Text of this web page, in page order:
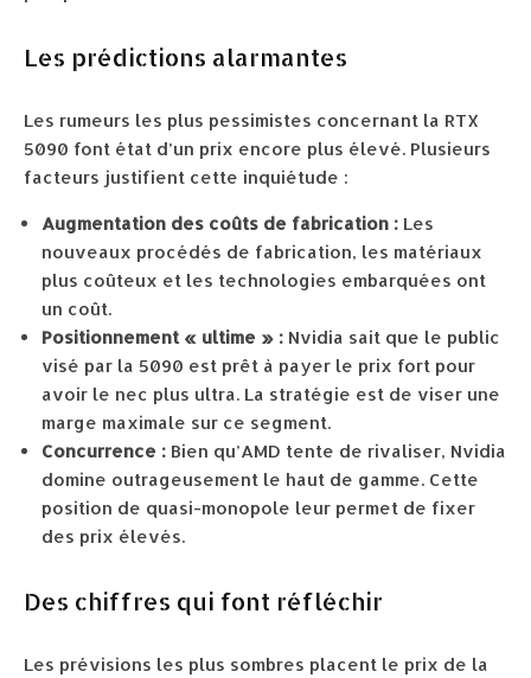
Les prédictions alarmantes
Les rumeurs les plus pessimistes concernant la RTX
5090 font état d’un prix encore plus élevé. Plusieurs
facteurs justifient cette inquiétude :
Augmentation des coûts de fabrication : Les
nouveaux procédés de fabrication, les matériaux
plus coûteux et les technologies embarquées ont
un coût.
Positionnement « ultime » : Nvidia sait que le public
visé par la 5090 est prêt à payer le prix fort pour
avoir le nec plus ultra. La stratégie est de viser une
marge maximale sur ce segment.
Concurrence : Bien qu’AMD tente de rivaliser, Nvidia
domine outrageusement le haut de gamme. Cette
position de quasi-monopole leur permet de fixer
des prix élevés.
Des chiffres qui font réfléchir
Les prévisions les plus sombres placent le prix de la